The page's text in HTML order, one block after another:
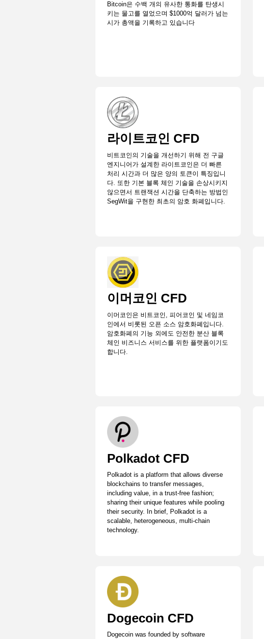
Bitcoin은 수백 개의 유사한 통화를 탄생시
키는 물고를 열었으며 $1000억 달러가 넘는
시가 총액을 기록하고 있습니다
라이트코인 CFD
비트코인의 기술을 개선하기 위해 전 구글
엔지니어가 설계한 라이트코인은 더 빠른
처리 시간과 더 많은 양의 토큰이 특징입니
다. 또한 기본 블록 체인 기술을 손상시키지
않으면서 트랜잭션 시간을 단축하는 방법인
SegWit을 구현한 최초의 암호 화폐입니다.
이머코인 CFD
이머코인은 비트코인, 피어코인 및 네임코
인에서 비롯된 오픈 소스 암호화폐입니다.
암호화폐의 기능 외에도 안전한 분산 블록
체인 비즈니스 서비스를 위한 플랫폼이기도
합니다.
Polkadot CFD
Polkadot is a platform that allows diverse
blockchains to transfer messages,
including value, in a trust-free fashion;
sharing their unique features while pooling
their security. In brief, Polkadot is a
scalable, heterogeneous, multi-chain
technology.
Dogecoin CFD
Dogecoin was founded by software